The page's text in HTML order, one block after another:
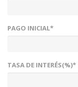
PAGO INICIAL*
TASA DE INTERÉS(%)*